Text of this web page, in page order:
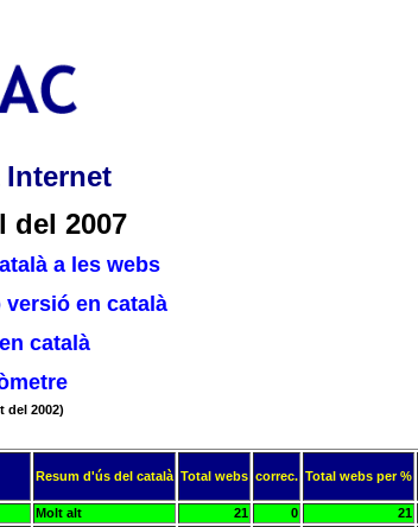
Internet
del 2007
a les webs
versió en català
català
del 2002)
Resum d'ús del català Total webs correc. Total webs per %
Molt alt 21 0 21